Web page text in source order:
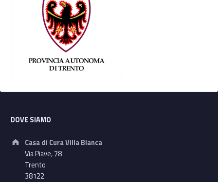
DOVE SIAMO
Address:
Casa di Cura Villa Bianca
Via Piave, 78
Trento
38122